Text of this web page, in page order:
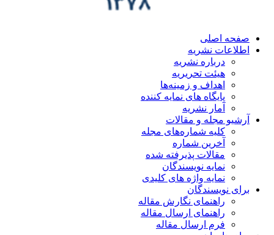
اصلی
نشریه
درباره نشریه
هیئت تحریریه
اهداف و زمینه‌ها
پایگاه های نمایه کننده
آمار نشریه
مجله و مقالات
کلیه شماره‌های مجله
آخرین شماره
مقالات پذیرفته شده
نمایه نویسندگان
نمایه واژه های کلیدی
نویسندگان
راهنمای نگارش مقاله
راهنمای ارسال مقاله
فرم ارسال مقاله